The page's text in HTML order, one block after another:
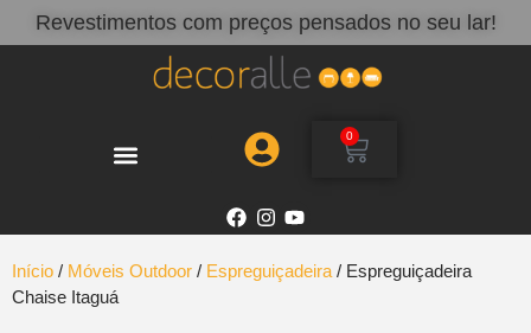
Revestimentos com preços pensados no seu lar!
0
Início / Móveis Outdoor / Espreguiçadeira / Espreguiçadeira
Chaise Itaguá